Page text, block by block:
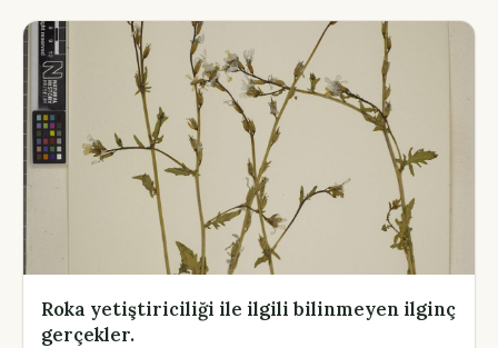
Roka yetiştiriciliği ile ilgili bilinmeyen ilginç
gerçekler.